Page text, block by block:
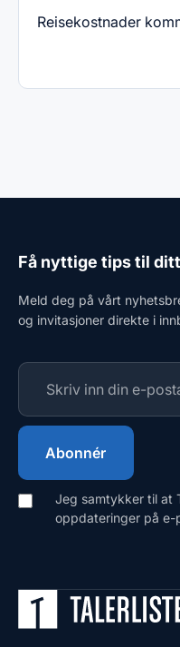
Reisekostnader
Få nyttige tips til
Meld deg på vårt
og invitasjoner direkte i
Jeg samtykker til at
oppdateringer på e-